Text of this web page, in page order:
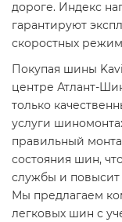
дороге. Индекс
гарантируют
скоростных
Покупая шины
центре Атлант-
только
услуги
правильный
состояния шин,
службы и повысит
Мы предлагаем
легковых шин с